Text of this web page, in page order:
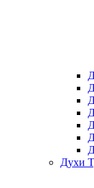
Духи